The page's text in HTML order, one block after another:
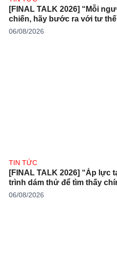
[FINAL TALK 2026] “Mỗi
chiến, hãy bước ra với tư
06/08/2026
TIN TỨC
[FINAL TALK 2026] “Áp lực
trình dám thử để tìm thấy
06/08/2026